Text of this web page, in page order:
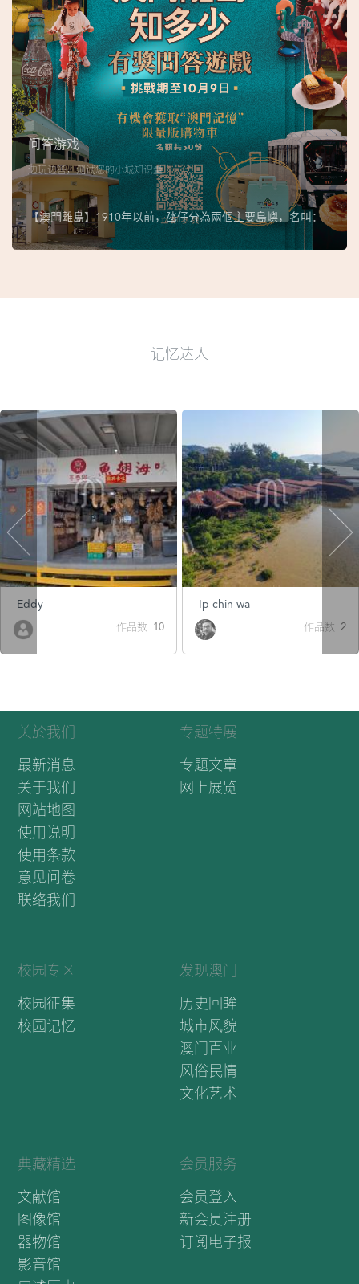
问答游戏
边玩边答，测试您的小城知识量
【澳門離島】1910年以前，氹仔分為兩個主要島嶼，名叫：
记忆达人
Eddy
作品数 10
Ip chin wa
作品数 2
关於我们
最新消息
关于我们
网站地图
使用说明
使用条款
意见问卷
联络我们
专题特展
专题文章
网上展览
校园专区
校园征集
校园记忆
发现澳门
历史回眸
城市风貌
澳门百业
风俗民情
文化艺术
典藏精选
文献馆
图像馆
器物馆
影音馆
会员服务
会员登入
新会员注册
订阅电子报